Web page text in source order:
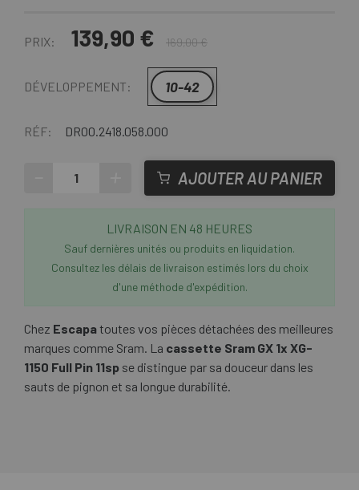
PRIX: 139,90 € 169,00 €
DÉVELOPPEMENT: 10-42
RÉF: DR00.2418.058.000
AJOUTER AU PANIER
LIVRAISON EN 48 HEURES
Sauf dernières unités ou produits en liquidation.
Consultez les délais de livraison estimés lors du choix
d'une méthode d'expédition.
Chez Escapatoutes vos pièces détachées des meilleures
marques comme Sram. La cassette Sram GX 1x XG-
1150 Full Pin 11sp se distingue par sa douceur dans les
sauts de pignon et sa longue durabilité.